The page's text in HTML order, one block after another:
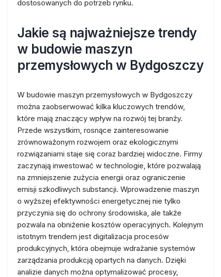
dostosowanych do potrzeb rynku.
Jakie są najważniejsze trendy
w budowie maszyn
przemysłowych w Bydgoszczy
W budowie maszyn przemysłowych w Bydgoszczy
można zaobserwować kilka kluczowych trendów,
które mają znaczący wpływ na rozwój tej branży.
Przede wszystkim, rosnące zainteresowanie
zrównoważonym rozwojem oraz ekologicznymi
rozwiązaniami staje się coraz bardziej widoczne. Firmy
zaczynają inwestować w technologie, które pozwalają
na zmniejszenie zużycia energii oraz ograniczenie
emisji szkodliwych substancji. Wprowadzenie maszyn
o wyższej efektywności energetycznej nie tylko
przyczynia się do ochrony środowiska, ale także
pozwala na obniżenie kosztów operacyjnych. Kolejnym
istotnym trendem jest digitalizacja procesów
produkcyjnych, która obejmuje wdrażanie systemów
zarządzania produkcją opartych na danych. Dzięki
analizie danych można optymalizować procesy,